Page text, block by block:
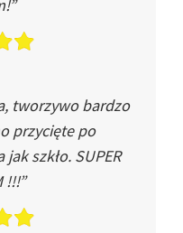
tworzywo bardzo
przycięte po
szkło. SUPER
!!!”